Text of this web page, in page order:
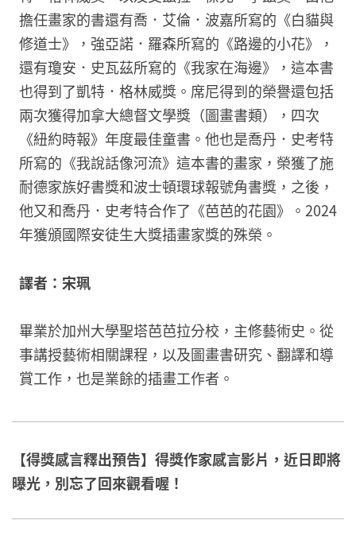
擔任畫家的書還有喬．艾倫．波嘉所寫的《白貓與
修道士》，強亞諾．羅森所寫的《路邊的小花》，
還有瓊安．史瓦茲所寫的《我家在海邊》，這本書
也得到了凱特．格林威獎。席尼得到的榮譽還包括
兩次獲得加拿大總督文學獎（圖畫書類），四次
《紐約時報》年度最佳童書。他也是喬丹．史考特
所寫的《我說話像河流》這本書的畫家，榮獲了施
耐德家族好書獎和波士頓環球報號角書獎，之後，
他又和喬丹．史考特合作了《芭芭的花園》。2024
年獲頒國際安徒生大獎插畫家獎的殊榮。
譯者：宋珮
畢業於加州大學聖塔芭芭拉分校，主修藝術史。從
事講授藝術相關課程，以及圖畫書研究、翻譯和導
賞工作，也是業餘的插畫工作者。
【得獎感言釋出預告】得獎作家感言影片，近日即將
曝光，別忘了回來觀看喔！